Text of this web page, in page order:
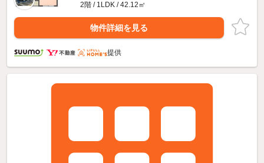
2階 / 1LDK / 42.12㎡
物件詳細を見る
提供